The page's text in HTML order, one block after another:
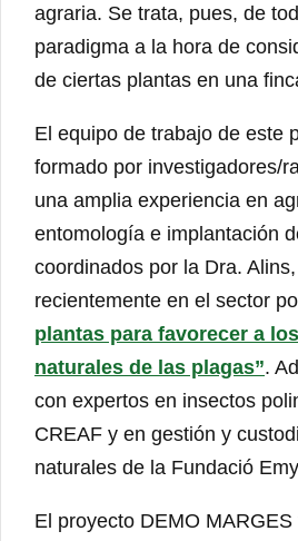
agraria. Se trata, pues, de
paradigma a la hora de
de ciertas plantas en una
El equipo de trabajo de este
formado por investigadores/
una amplia experiencia en
entomología e implantación
coordinados por la Dra.
recientemente en el sector
plantas para favorecer a
naturales de las plagas”.
con expertos en insectos
CREAF y en gestión y
naturales de la Fundació
El proyecto DEMO